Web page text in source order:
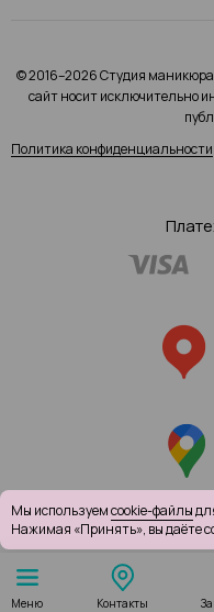
© 2016–2026 Студия
сайт носит исключительно
Политика конфиденциальности
Меню Контакты
Мы используемcookie-файлы
Нажимая «Принять», вы даёте